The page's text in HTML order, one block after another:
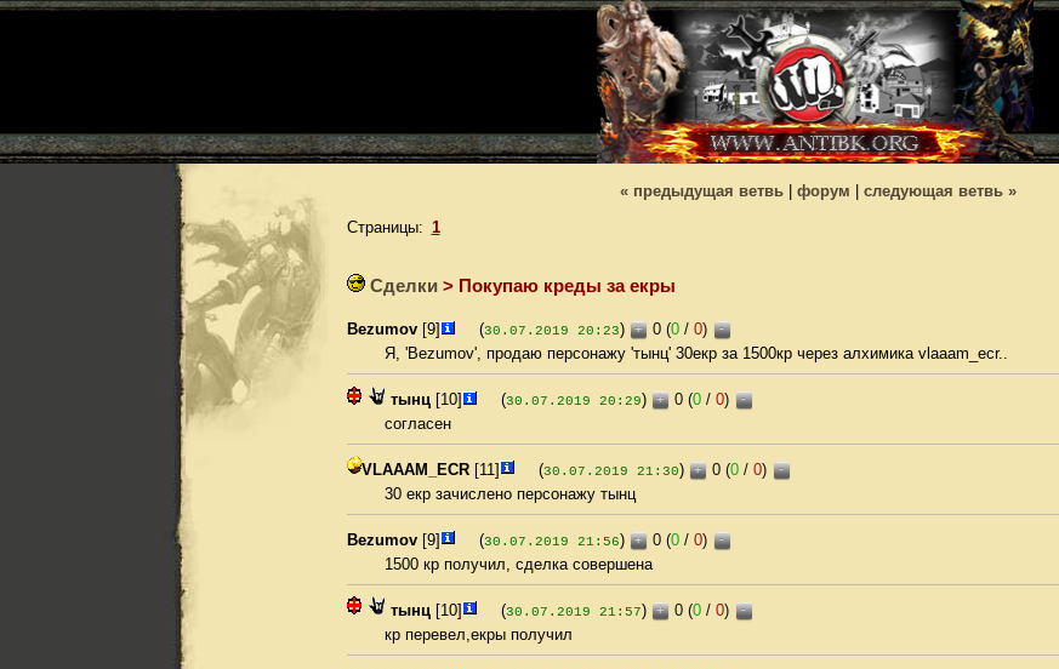
« предыдущая ветвь форум
следующая ветвь »
Страницы: 1
Сделки> Покупаю креды за екры
Bezumov[9] (30.07.2019 20:23) + 0 (0/ 0) -
Я, 'Bezumov', продаю персонажу 'тынц' 30екр за 1500кр через алхимика vlaaam_ecr..
тынц[10] (30.07.2019 20:29) + 0 (0/ 0) -
согласен
VLAAAM_ECR[11] (30.07.2019 21:30) + 0 (0/ 0) -
30 екр зачислено персонажу тынц
Bezumov[9] (30.07.2019 21:56) + 0 (0/ 0) -
1500 кр получил, сделка совершена
тынц[10] (30.07.2019 21:57) + 0 (0/ 0) -
кр перевел,екры получил